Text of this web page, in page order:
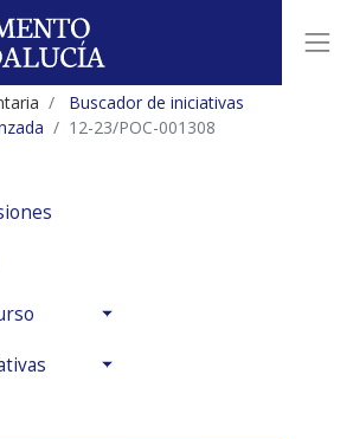
Buscador de iniciativas
12-23/POC-001308